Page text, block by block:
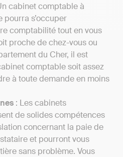
cabinet comptable à
s’occuper
comptabilité tout en vous
proche de chez-vous ou
du Cher, il est
comptable soit assez
à toute demande en moins
: Les cabinets
de solides compétences
concernant la paie de
et pourront vous
sans problème. Vous